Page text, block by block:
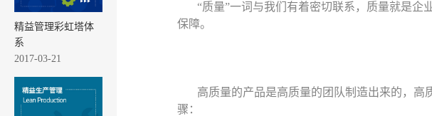
精益管理彩虹塔体
系
2017-03-21
“质量”一词与我们有着密切联系，质量就是
保障。
高质量的产品是高质量的团队制造出来的，高
骤：